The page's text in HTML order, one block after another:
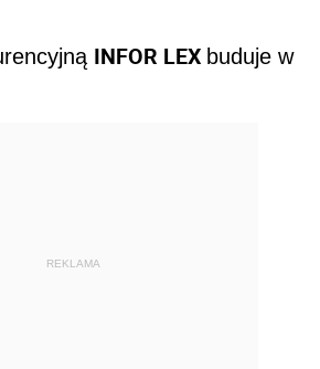
INFOR LEX buduje w
REKLAMA